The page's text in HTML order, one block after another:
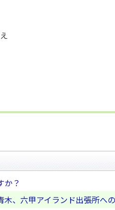
か？
木、六甲アイランド出張所へ